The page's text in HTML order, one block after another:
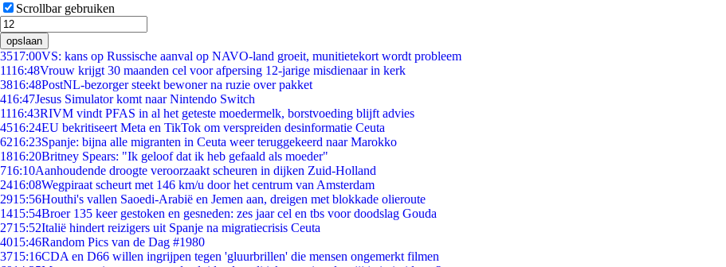
Scrollbar gebruiken
opslaan
3517:00VS: kans op Russische aanval op NAVO-land groeit, munitietekort wordt probleem
1116:48Vrouw krijgt 30 maanden cel voor afpersing 12-jarige misdienaar in kerk
3816:48PostNL-bezorger steekt bewoner na ruzie over pakket
416:47Jesus Simulator komt naar Nintendo Switch
1116:43RIVM vindt PFAS in al het geteste moedermelk, borstvoeding blijft advies
4516:24EU bekritiseert Meta en TikTok om verspreiden desinformatie Ceuta
6216:23Spanje: bijna alle migranten in Ceuta weer teruggekeerd naar Marokko
1816:20Britney Spears: "Ik geloof dat ik heb gefaald als moeder"
716:10Aanhoudende droogte veroorzaakt scheuren in dijken Zuid-Holland
2416:08Wegpiraat scheurt met 146 km/u door het centrum van Amsterdam
2915:56Houthi's vallen Saoedi-Arabië en Jemen aan, dreigen met blokkade olieroute
1415:54Broer 135 keer gestoken en gesneden: zes jaar cel en tbs voor doodslag Gouda
2715:52Italië hindert reizigers uit Spanje na migratiecrisis Ceuta
4015:46Random Pics van de Dag #1980
3715:16CDA en D66 willen ingrijpen tegen 'gluurbrillen' die mensen ongemerkt filmen